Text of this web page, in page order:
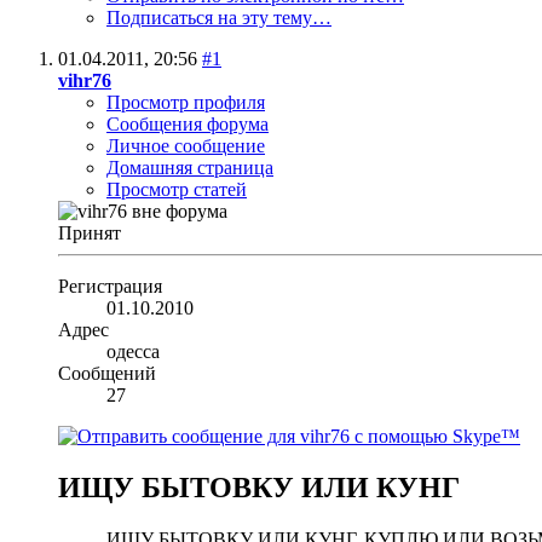
Подписаться на эту тему…
01.04.2011, 20:56 #1
vihr76
Просмотр профиля
Сообщения форума
Личное сообщение
Домашняя страница
Просмотр статей
Принят
Регистрация
01.10.2010
Адрес
одесса
Сообщений
27
ИЩУ БЫТОВКУ ИЛИ КУНГ